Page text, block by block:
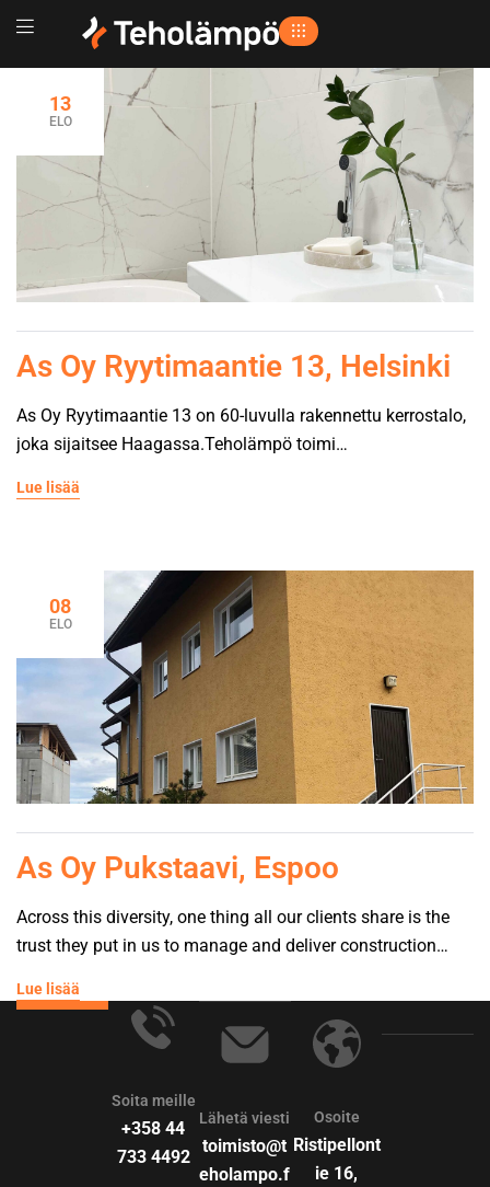
13
ELO
As Oy Ryytimaantie 13, Helsinki
As Oy Ryytimaantie 13 on 60-luvulla rakennettu kerrostalo,
joka sijaitsee Haagassa.Teholämpö toimi
viemärit kerroksissa, ja pohjaviemärit sukitettiin. Kaikki
nuohottiin myös vesi-, viemäri ja sähköliittymä uusittiin.
Asennettiin maalämpö ja patteriventtiilit uusittiin.
Saunaosasto remontoitiin ja yleisten tilojen pinnat
maalattiin sekö kerrostaso-ovet […]
Lue lisää
08
ELO
As Oy Pukstaavi, Espoo
Across this diversity, one thing all our clients share is the
trust they put in us to manage and deliver construction
what we’ve built our reputation on.
Lue lisää
Soita meille
+358 44
733 4492
Lähetä viesti
toimisto@t
eholampo.f
Osoite
Ristipellont
ie 16,